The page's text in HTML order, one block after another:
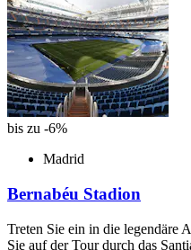
bis zu -6%
Madrid
Bernabéu Stadion
Treten Sie ein in die legendäre
Sie auf der Tour durch das